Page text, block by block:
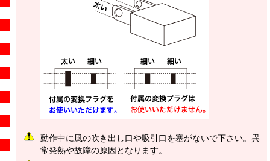
動作中に風の吹き出し口や吸引口を塞がないで下さい。異
常発熱や故障の原因となります。